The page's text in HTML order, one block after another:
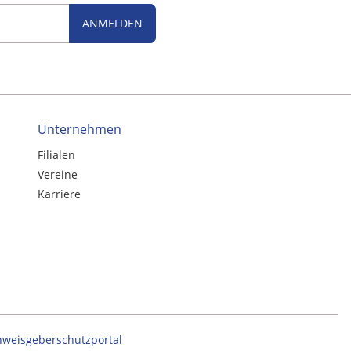
ANMELDEN
Unternehmen
Filialen
Vereine
Karriere